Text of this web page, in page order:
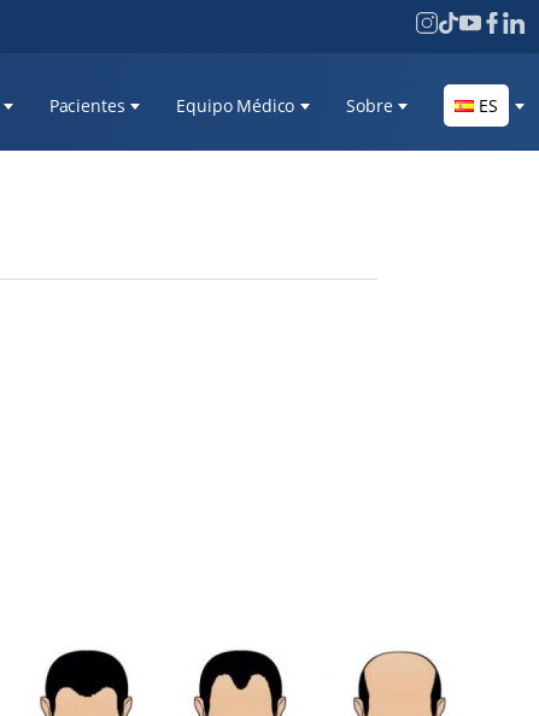
Pacientes Equipo Médico Sobre ES